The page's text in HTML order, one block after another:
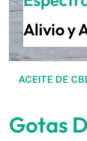
Alivio y
ACEITE DE
Gotas